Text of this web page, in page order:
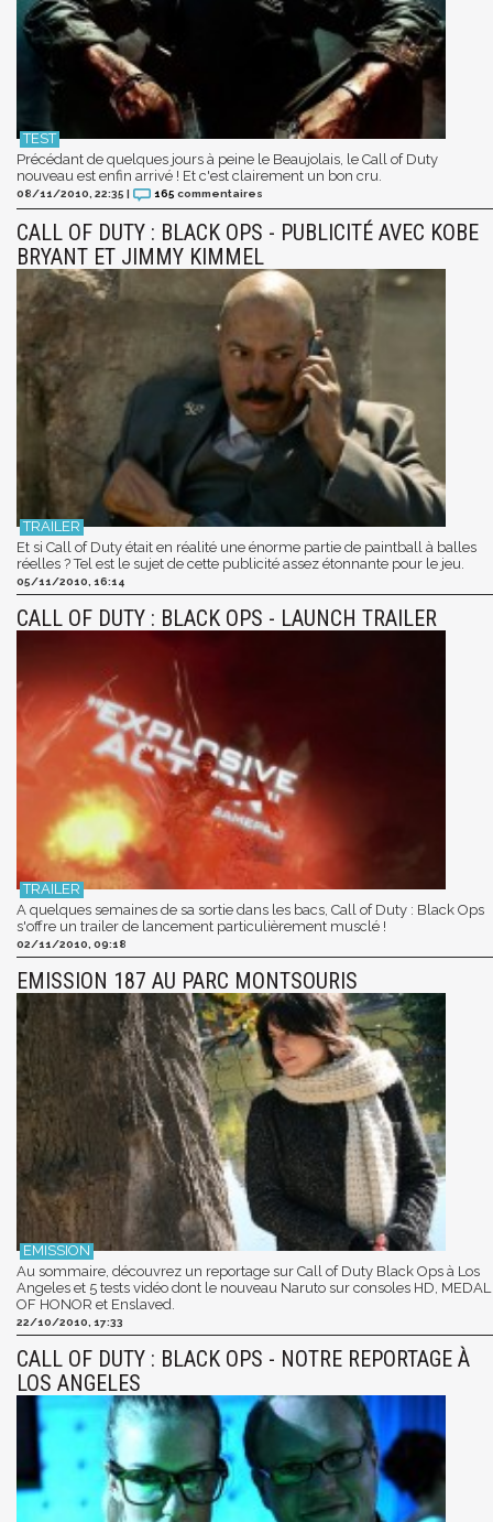
Précédant de quelques jours à peine le Beaujolais, le Call of Duty
nouveau est enfin arrivé ! Et c'est clairement un bon cru.
08/11/2010, 22:35 | 165 commentaires
CALL OF DUTY : BLACK OPS - PUBLICITÉ AVEC KOBE
BRYANT ET JIMMY KIMMEL
Et si Call of Duty était en réalité une énorme partie de paintball à balles
réelles ? Tel est le sujet de cette publicité assez étonnante pour le jeu.
05/11/2010, 16:14
CALL OF DUTY : BLACK OPS - LAUNCH TRAILER
A quelques semaines de sa sortie dans les bacs, Call of Duty : Black Ops
s'offre un trailer de lancement particulièrement musclé !
02/11/2010, 09:18
EMISSION 187 AU PARC MONTSOURIS
Au sommaire, découvrez un reportage sur Call of Duty Black Ops à Los
Angeles et 5 tests vidéo dont le nouveau Naruto sur consoles HD, MEDAL
OF HONOR et Enslaved.
22/10/2010, 17:33
CALL OF DUTY : BLACK OPS - NOTRE REPORTAGE À
LOS ANGELES